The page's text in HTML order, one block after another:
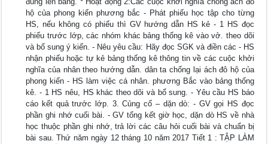
hộ của phong kiến phương bắc - Phát phiếu học tập cho từng
HS, nếu không có phiếu thì GV hướng dẫn HS kẻ - 1 HS đọc
phiếu trước lớp, các nhóm khác bảng thống kê vào vở. theo dõi
và bổ sung ý kiến. - Nêu yêu cầu: Hãy đọc SGK và điền các - HS
nhận phiếu hoặc tự kẻ bảng thống kê thông tin về các cuộc khởi
nghĩa của nhân theo hướng dẫn. dân ta chống lại ách đô hộ của
phong kiến - HS làm việc cá nhân. phương Bắc vào bảng thống
kê. - 1 HS nêu, HS khác theo dõi và bổ sung. - Yêu cầu HS báo
cáo kết quả trước lớp. 3. Củng cố – dặn dò: - GV gọi HS đọc
phần ghi nhớ cuối bài. - GV tổng kết giờ học, dặn dò HS về nhà
học thuộc phần ghi nhớ, trả lời các câu hỏi cuối bài và chuẩn bị
bài sau. Thứ năm ngày 12 tháng 10 năm 2017 Tiết 1 : TẬP LÀM